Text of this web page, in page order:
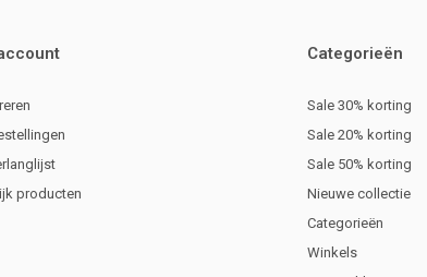
producten
Categorieën
Sale 30% korting
Sale 20% korting
Sale 50% korting
Nieuwe collectie
Categorieën
Winkels